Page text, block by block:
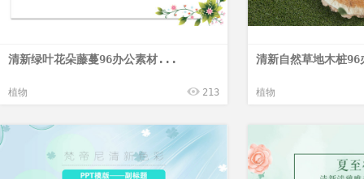
清新绿叶花朵藤蔓96办公素材...
植物 213
清新自然草地木桩
植物